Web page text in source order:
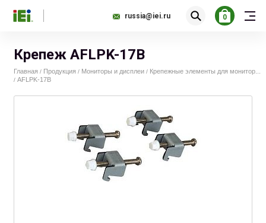
russia@iei.ru 0
Крепеж AFLPK-17B
Главная / Продукция / Мониторы и дисплеи / Крепежные элементы для монитор...
/ AFLPK-17B